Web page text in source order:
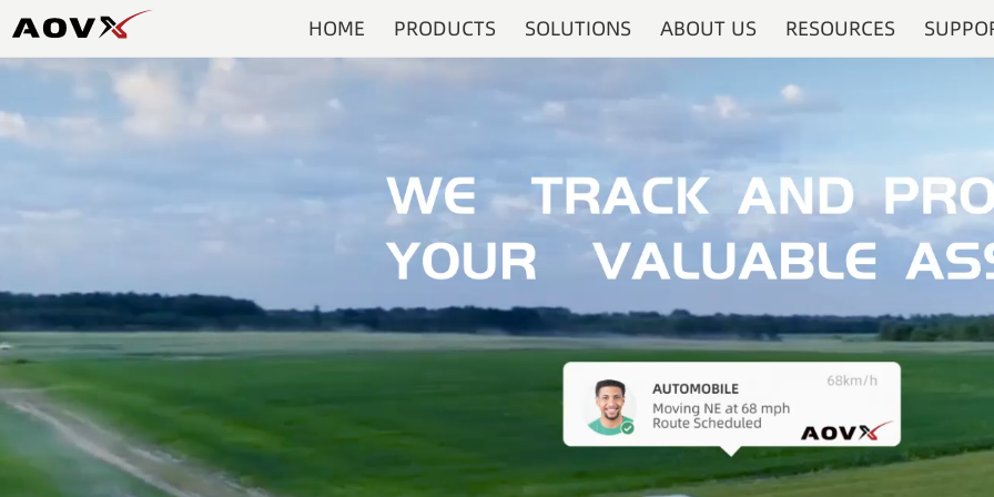
HOME PRODUCTS SOLUTIONS ABOUT US RESOURCES